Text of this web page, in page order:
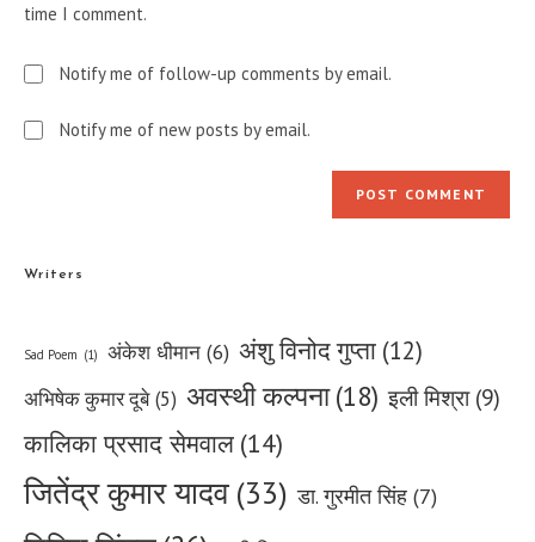
time I comment.
Notify me of follow-up comments by email.
Notify me of new posts by email.
Writers
Sad Poem (1) अंकेश धीमान (6) अंशु विनोद गुप्ता (12)
अभिषेक कुमार दूबे (5) अवस्थी कल्पना (18) इली मिश्रा (9)
कालिका प्रसाद सेमवाल (14)
जितेंद्र कुमार यादव (33) डा. गुरमीत सिंह (7)